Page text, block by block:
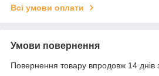
Всі умови оплати
Умови повернення
Повернення товару впродовж 14 днів